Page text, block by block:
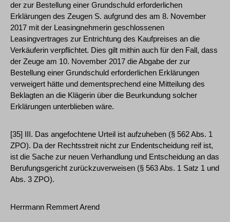
der zur Bestellung einer Grundschuld erforderlichen
Erklärungen des Zeugen S. aufgrund des am 8. November
2017 mit der Leasingnehmerin geschlossenen
Leasingvertrages zur Entrichtung des Kaufpreises an die
Verkäuferin verpflichtet. Dies gilt mithin auch für den Fall, dass
der Zeuge am 10. November 2017 die Abgabe der zur
Bestellung einer Grundschuld erforderlichen Erklärungen
verweigert hätte und dementsprechend eine Mitteilung des
Beklagten an die Klägerin über die Beurkundung solcher
Erklärungen unterblieben wäre.
[35] III. Das angefochtene Urteil ist aufzuheben (§ 562 Abs. 1
ZPO). Da der Rechtsstreit nicht zur Endentscheidung reif ist,
ist die Sache zur neuen Verhandlung und Entscheidung an das
Berufungsgericht zurückzuverweisen (§ 563 Abs. 1 Satz 1 und
Abs. 3 ZPO).
Herrmann Remmert Arend